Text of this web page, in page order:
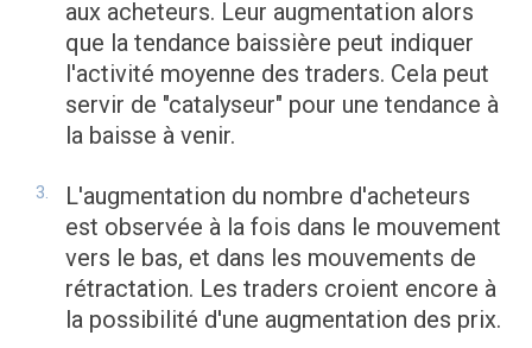
aux acheteurs. Leur augmentation alors
que la tendance baissière peut indiquer
l'activité moyenne des traders. Cela peut
servir de "catalyseur" pour une tendance à
la baisse à venir.
L'augmentation du nombre d'acheteurs
est observée à la fois dans le mouvement
vers le bas, et dans les mouvements de
rétractation. Les traders croient encore à
la possibilité d'une augmentation des prix.